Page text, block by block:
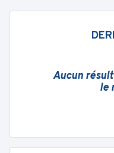
Aucun
le